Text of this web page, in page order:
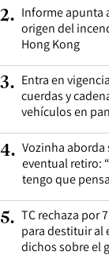
2. Informe apunta
origen del
Hong Kong
3. Entra en
cuerdas y
vehículos en
4. Vozinha aborda
eventual retiro:
tengo que
5. TC rechaza por
para destituir al
dichos sobre el